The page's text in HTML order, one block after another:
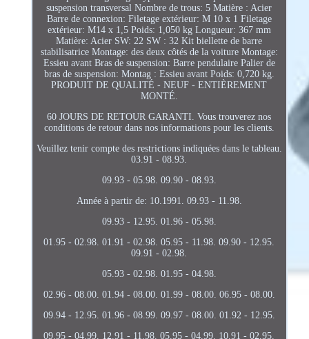
suspension transversal Nombre de trous: 5 Matière : Acier
Barre de connexion: Filetage extérieur: M 10 x 1 Filetage
extérieur: M14 x 1,5 Poids: 1,050 kg Longueur: 367 mm
Matière: Acier SW: 22 SW : 32 Kit biellette de barre
stabilisatrice Montage: des deux côtés de la voiture Montage:
Essieu avant Bras de suspension: Barre pendulaire Palier de
bras de suspension: Montag : Essieu avant Poids: 0,720 kg.
PRODUIT DE QUALITÉ - NEUF - ENTIÈREMENT
MONTÉ.
60 JOURS DE RETOUR GARANTI. Vous trouverez nos
conditions de retour dans nos informations pour les clients.
Veuillez tenir compte des restrictions indiquées dans le tableau.
03.91 - 08.93.
09.93 - 05.98. 09.90 - 08.93.
Année à partir de: 10.1991. 09.93 - 11.98.
09.93 - 12.95. 01.96 - 05.98.
01.95 - 02.98. 01.91 - 02.98. 05.95 - 11.98. 09.90 - 12.95.
09.91 - 02.98.
05.93 - 02.98. 01.95 - 04.98.
02.96 - 08.00. 01.94 - 08.00. 01.99 - 08.00. 06.95 - 08.00.
09.94 - 12.95. 01.96 - 08.99. 09.97 - 08.00. 01.92 - 12.95.
09.95 - 04.99. 12.91 - 11.98. 05.95 - 04.99. 10.91 - 02.95.